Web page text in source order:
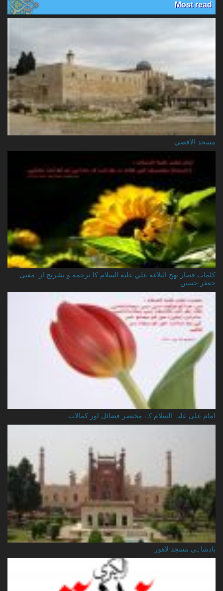
Most read
مسجد الاقصي
کلمات قصار نهج البلاغه علي عليه السلام کا ترجمه و تشریح از: مفتی
جعفر حسین
امام علی علیہ السلام کے مختصر فضائل اور کمالات
بادشاہی مسجد لاهور